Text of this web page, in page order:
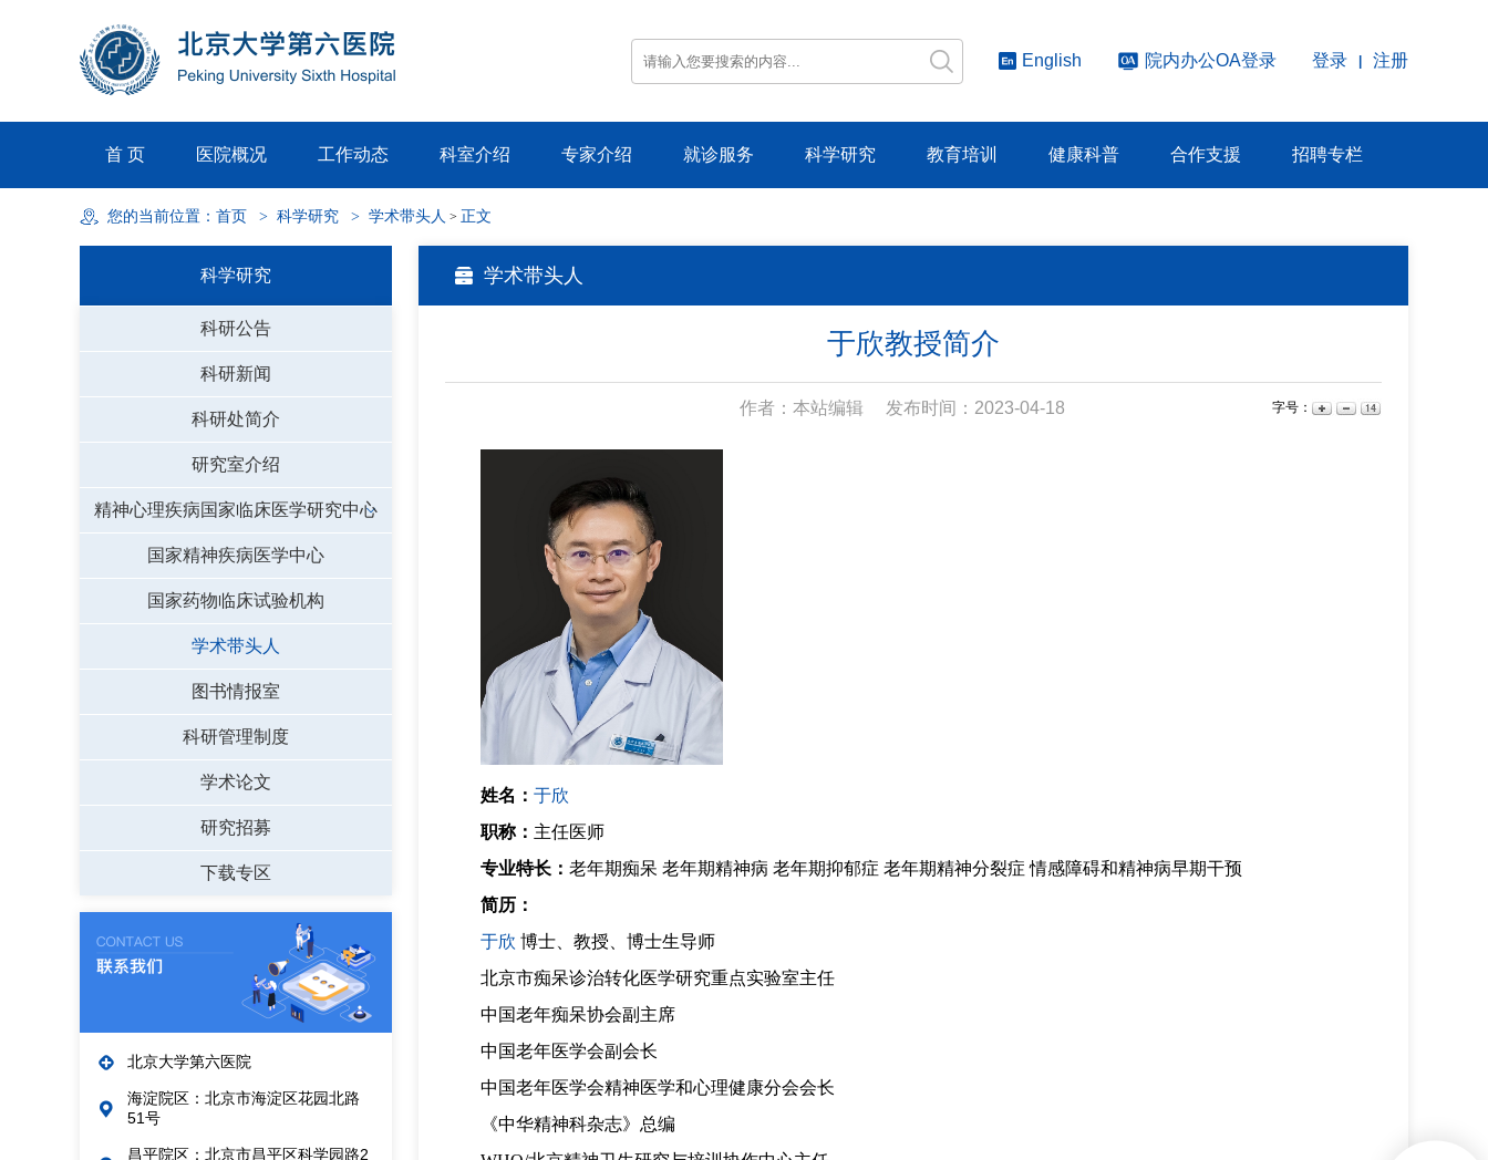
English 院内办公OA登录 登录 注册
首 页 医院概况 工作动态 科室介绍 专家介绍 就诊服务 科学研究 教育培训 健康科普 合作支援 招聘专栏
您的当前位置： 首页 > 科学研究 > 学术带头人 > 正文
科学研究
科研公告
科研新闻
科研处简介
研究室介绍
精神心理疾病国家临床医学研究中心
国家精神疾病医学中心
国家药物临床试验机构
学术带头人
图书情报室
科研管理制度
学术论文
研究招募
下载专区
北京大学第六医院
海淀院区：北京市海淀区花园北路
51号
昌平院区：北京市昌平区科学园路2
学术带头人
于欣教授简介
作者：本站编辑 发布时间：2023-04-18 字号：
姓名： 于欣
职称： 主任医师
专业特长： 老年期痴呆 老年期精神病 老年期抑郁症 老年期精神分裂症 情感障碍和精神病早期干预
简历：
于欣 博士、教授、博士生导师
北京市痴呆诊治转化医学研究重点实验室主任
中国老年痴呆协会副主席
中国老年医学会副会长
中国老年医学会精神医学和心理健康分会会长
《中华精神科杂志》总编